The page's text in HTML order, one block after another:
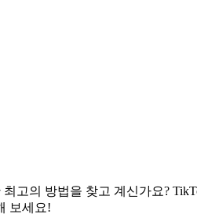
최고의 방법을 찾고 계신가요?
보세요!